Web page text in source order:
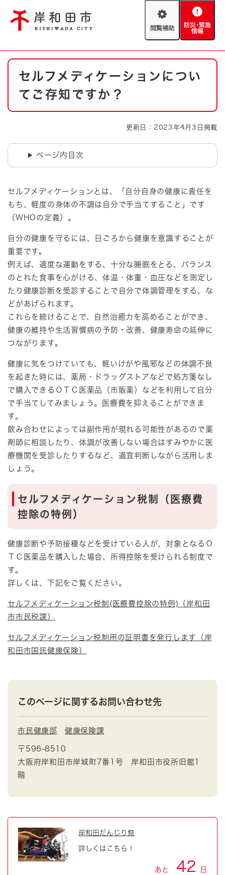
閲
助
防
緊
情
やさしい日本語
防災・緊急情報 救急・消防
ハザードマップ
本
セルフメディケーションについ
てご存知ですか？
更新日：2023年4月3日掲載
ページ内目次
セルフメディケーションとは、「自分自身の健康に責任を
もち、軽度の身体の不調は自分で手当てすること」です
（WHOの定義）。
自分の健康を守るには、日ごろから健康を意識することが
重要です。
例えば、適度な運動をする、十分な睡眠をとる、バランス
のとれた食事を心がける、体温・体重・血圧などを測定し
たり健康診断を受診することで自分で体調管理をする、な
どがあげられます。
これらを続けることで、自然治癒力を高めることができ、
健康の維持や生活習慣病の予防・改善、健康寿命の延伸に
つながります。
健康に気をつけていても、軽いけがや風邪などの体調不良
を起きた時には、薬局・ドラッグストアなどで処方箋なし
で購入できるＯＴＣ医薬品（市販薬）などを利用して自分
で手当てしてみましょう。医療費を抑えることができま
す。
飲み合わせによっては副作用が現れる可能性があるので薬
剤師に相談したり、体調が改善しない場合はすみやかに医
療機関を受診したりするなど、適宜判断しながら活用しま
しょう。
セルフメディケーション税制（医療費
控除の特例）
健康診断や予防接種などを受けている人が、対象となるＯ
ＴＣ医薬品を購入した場合、所得控除を受けられる制度で
す。
詳しくは、下記をご覧ください。
セルフメディケーション税制(医療費控除の特例)（岸和田
市市民税課）
セルフメディケーション税制用の証明書を発行します（岸
和田市国民健康保険）
このページに関するお問い合わせ先
市民健康部 健康保険課
〒596-8510
大阪府岸和田市岸城町7番1号 岸和田市役所旧館1
階
岸和田だんじり祭
詳しくはこちら！
あと 42 日